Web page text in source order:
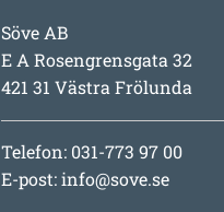
Söve AB
E A Rosengrensgata 32
421 31 Västra Frölunda
Telefon: 031-773 97 00
E-post:info@sove.se